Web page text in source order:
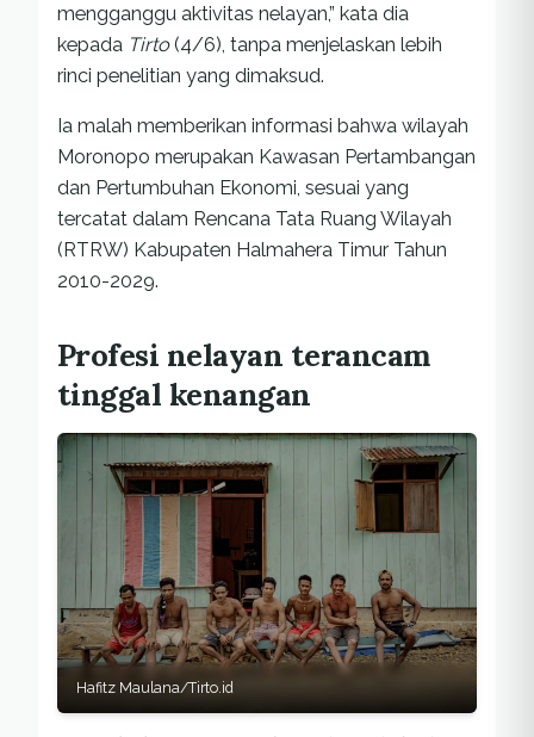
mengganggu aktivitas nelayan,” kata dia
kepada Tirto(4/6), tanpa menjelaskan lebih
rinci penelitian yang dimaksud.
Ia malah memberikan informasi bahwa wilayah
Moronopo merupakan Kawasan Pertambangan
dan Pertumbuhan Ekonomi, sesuai yang
tercatat dalam Rencana Tata Ruang Wilayah
(RTRW) Kabupaten Halmahera Timur Tahun
2010-2029.
Profesi nelayan terancam
tinggal kenangan
Hafitz Maulana/Tirto.id